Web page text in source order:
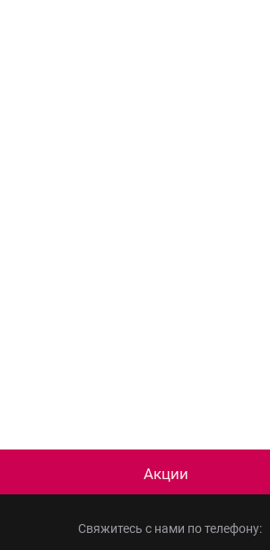
Акции
Свяжитесь с нами по телефону: